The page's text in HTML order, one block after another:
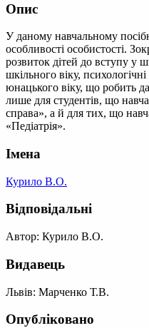
Опис
У даному навчальному
особливості особистості.
розвиток дітей до вступу у
шкільного віку,
юнацького віку, що робить
лише для студентів, що
справа», а й для тих, що
«Педіатрія».
Імена
Курило В.О.
Відповідальні
Автор: Курило В.О.
Видавець
Львів: Марченко Т.В.
Опубліковано